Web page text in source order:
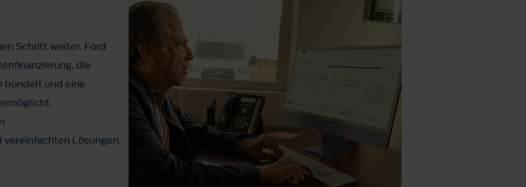
Schritt weiter. Ford
die
bündelt und eine
Lösungen.